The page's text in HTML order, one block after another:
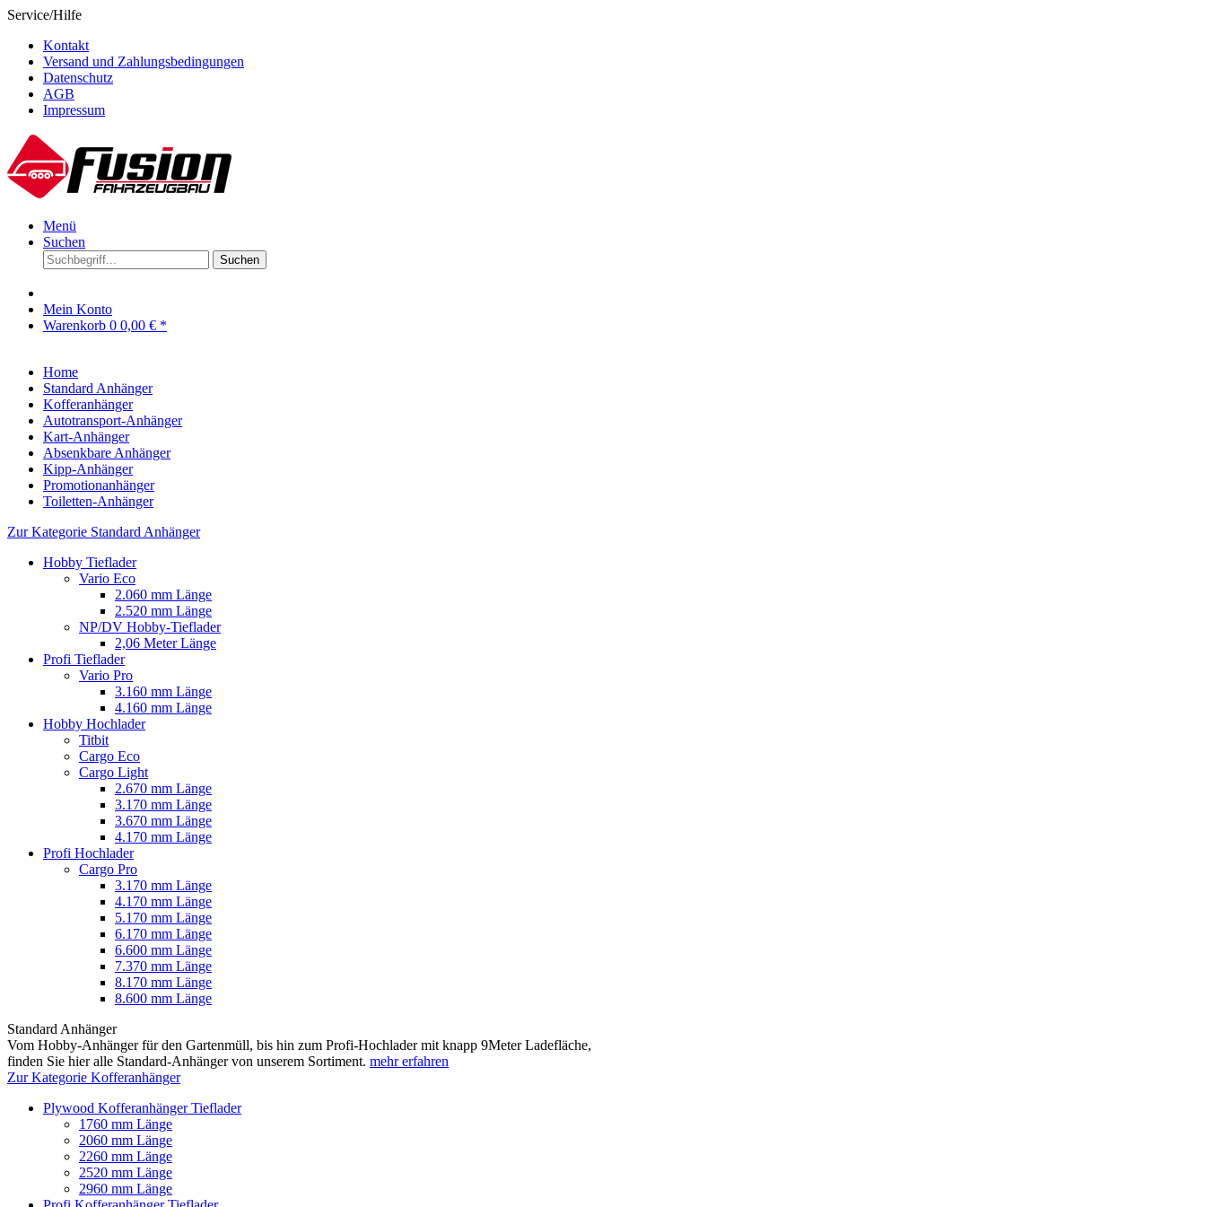
Service/Hilfe
Kontakt
Versand und Zahlungsbedingungen
Datenschutz
AGB
Impressum
Menü
Suchen
Suchen
Mein Konto
Warenkorb 0 0,00 € *
Home
Standard Anhänger
Kofferanhänger
Autotransport-Anhänger
Kart-Anhänger
Absenkbare Anhänger
Kipp-Anhänger
Promotionanhänger
Toiletten-Anhänger
Zur Kategorie Standard Anhänger
Hobby Tieflader
Vario Eco
2.060 mm Länge
2.520 mm Länge
NP/DV Hobby-Tieflader
2,06 Meter Länge
Profi Tieflader
Vario Pro
3.160 mm Länge
4.160 mm Länge
Hobby Hochlader
Titbit
Cargo Eco
Cargo Light
2.670 mm Länge
3.170 mm Länge
3.670 mm Länge
4.170 mm Länge
Profi Hochlader
Cargo Pro
3.170 mm Länge
4.170 mm Länge
5.170 mm Länge
6.170 mm Länge
6.600 mm Länge
7.370 mm Länge
8.170 mm Länge
8.600 mm Länge
Standard Anhänger
Vom Hobby-Anhänger für den Gartenmüll, bis hin zum Profi-Hochlader mit knapp 9Meter Ladefläche,
finden Sie hier alle Standard-Anhänger von unserem Sortiment. mehr erfahren
Zur Kategorie Kofferanhänger
Plywood Kofferanhänger Tieflader
1760 mm Länge
2060 mm Länge
2260 mm Länge
2520 mm Länge
2960 mm Länge